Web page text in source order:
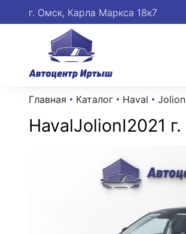
г. Омск, Карла Маркса 18к7
Главная Каталог Haval Jolion
HavalJolionI2021 г.